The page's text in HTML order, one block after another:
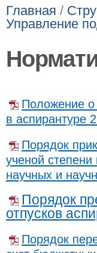
Главная /
Управление
Положение о
в аспирантуре
Порядок
ученой
научных и
Порядок
отпусков
Порядок